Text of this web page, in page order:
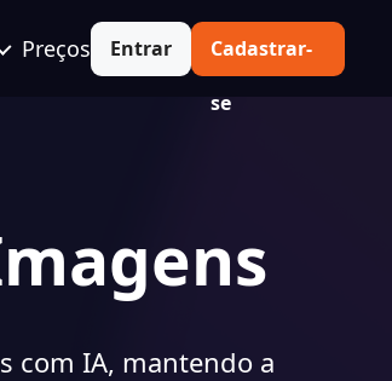
Preços Entrar Cadastrar-
se
com IA, mantendo a